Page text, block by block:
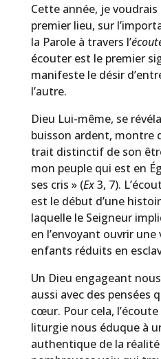
Cette année, je
premier lieu, sur
la Parole à travers l’
écouter est le premier
manifeste le désir
l’autre.
Dieu Lui-même, se
buisson ardent, montre
trait distinctif de son
mon peuple qui est en
ses cris » (Ex3, 7).
est le début d’une
laquelle le Seigneur
en l’envoyant ouvrir une
enfants réduits en
Un Dieu engageant
aussi avec des pensées
cœur. Pour cela,
liturgie nous éduque à
authentique de la réalité